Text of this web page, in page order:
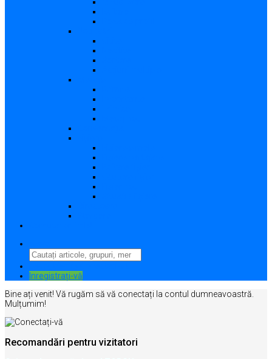
Inregistrați-vă
Bine ați venit! Vă rugăm să vă conectați la contul dumneavoastră.
Mulțumim!
Recomandări pentru vizitatori